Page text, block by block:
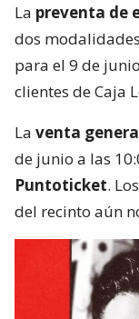
La preventa de
dos
para el 9 de
clientes de Caja
La venta
de junio a las
Puntoticket.
del recinto aún